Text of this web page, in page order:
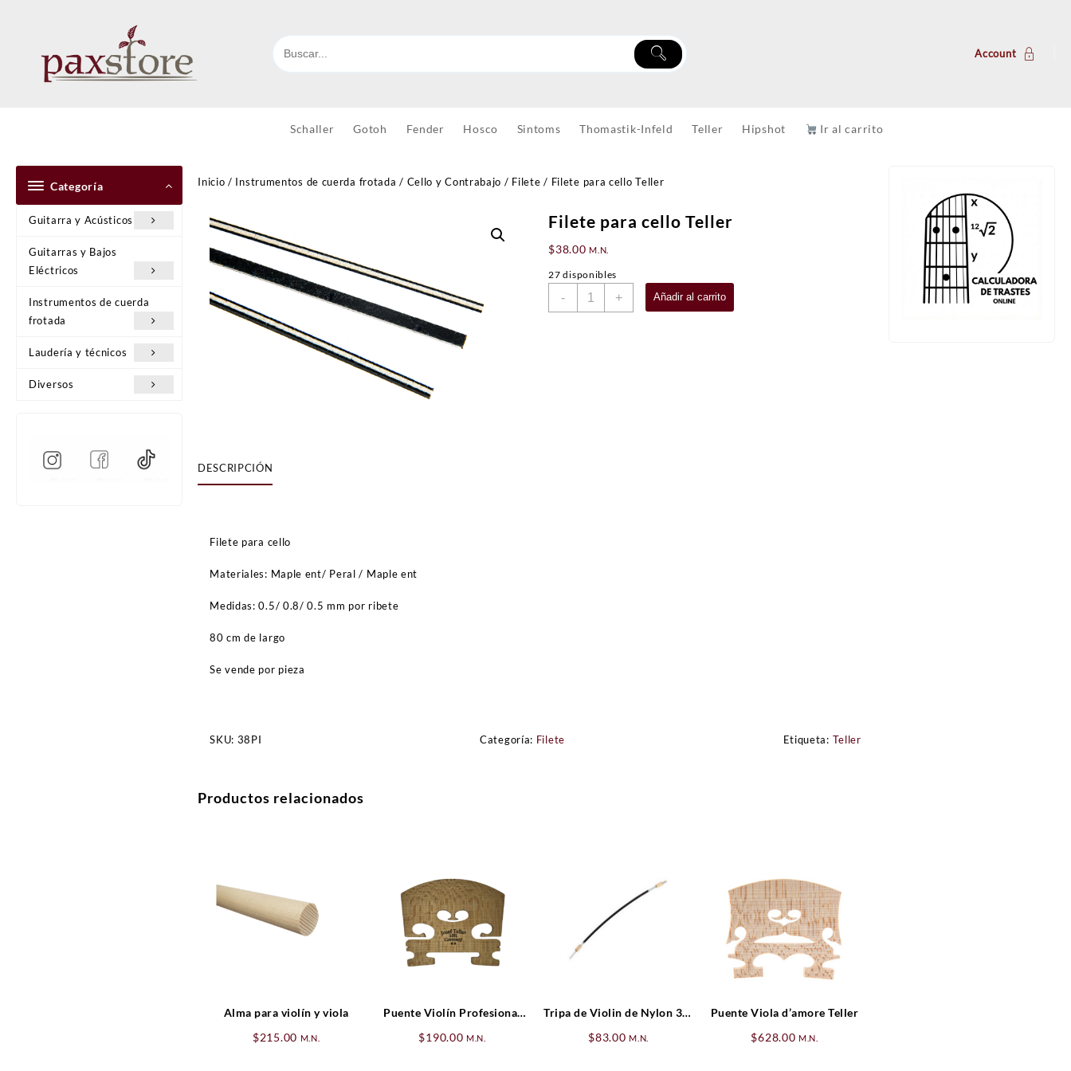
Account
Schaller Gotoh Fender Hosco Sintoms Thomastik-Infeld Teller Hipshot Ir al carrito
Categoría
Guitarra y Acústicos
Guitarras y Bajos
Eléctricos
Instrumentos de cuerda
frotada
Laudería y técnicos
Diversos
Inicio / Instrumentos de cuerda frotada / Cello y Contrabajo / Filete / Filete para cello Teller
Filete para cello Teller
$38.00 M.N.
27 disponibles
-
Filete
+ Añadir al carrito
DESCRIPCIÓN
Filete para cello
Materiales: Maple ent/ Peral / Maple ent
Medidas: 0.5/ 0.8/ 0.5 mm por ribete
80 cm de largo
Se vende por pieza
SKU: 38PI Categoría: Filete Etiqueta: Teller
Productos relacionados
Alma para violín y viola
$215.00 M.N.
Puente Violín Profesional
$190.00 M.N.
Tripa de Violin de Nylon 3/4
$83.00 M.N.
Puente Viola d’amore Teller
$628.00 M.N.